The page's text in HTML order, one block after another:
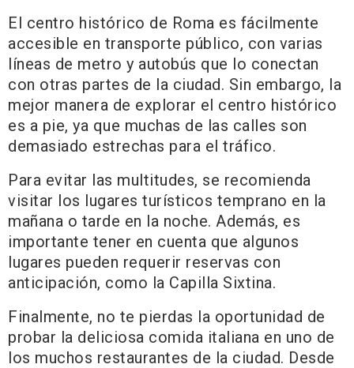
El centro histórico de Roma es fácilmente
accesible en transporte público, con varias
líneas de metro y autobús que lo conectan
con otras partes de la ciudad. Sin embargo, la
mejor manera de explorar el centro histórico
es a pie, ya que muchas de las calles son
demasiado estrechas para el tráfico.
Para evitar las multitudes, se recomienda
visitar los lugares turísticos temprano en la
mañana o tarde en la noche. Además, es
importante tener en cuenta que algunos
lugares pueden requerir reservas con
anticipación, como la Capilla Sixtina.
Finalmente, no te pierdas la oportunidad de
probar la deliciosa comida italiana en uno de
los muchos restaurantes de la ciudad. Desde